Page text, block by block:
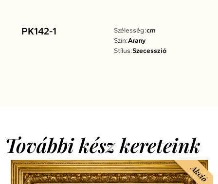
PK142-1 Szélesség:cm
Szín:Arany
Stílus:Szecesszió
További kész kereteink
Akció